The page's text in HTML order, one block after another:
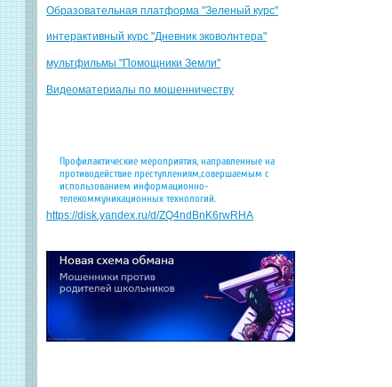
Образовательная платформа "Зеленый курс"
интерактивный курс "Дневник эковолнтера"
мультфильмы "Помощники Земли"
Видеоматериалы по мошенничеству
Профилактические мероприятия, направленные на
противодействие преступлениям,совершаемым с
использованием информационно-
телекоммуникационных технологий.
https://disk.yandex.ru/d/ZQ4ndBnK6rwRHA